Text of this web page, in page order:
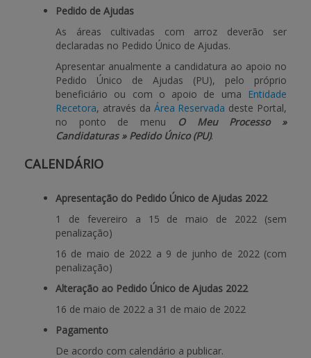
Pedido de Ajudas
As áreas cultivadas com arroz deverão ser
declaradas no Pedido Único de Ajudas.
Apresentar anualmente a candidatura ao apoio no
Pedido Único de Ajudas (PU), pelo próprio
beneficiário ou com o apoio de uma
Entidade
Recetora, através da Área Reservada deste Portal,
no ponto de menu
O Meu Processo »
Candidaturas » Pedido Único (PU).
CALENDÁRIO
Apresentação do Pedido Único de Ajudas 2022
1 de fevereiro a 15 de maio de 2022 (sem
penalização)
16 de maio de 2022 a 9 de junho de 2022 (com
penalização)
Alteração ao Pedido Único de Ajudas 2022
16 de maio de 2022 a 31 de maio de 2022
Pagamento
De acordo com calendário a publicar.